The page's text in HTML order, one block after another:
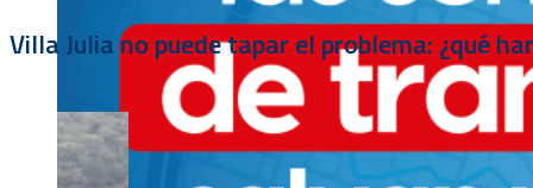
Villa Julia no puede tapar el problema: ¿qué